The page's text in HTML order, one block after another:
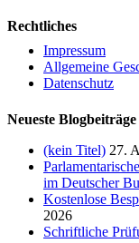
Rechtliches
Impressum
Allgemeine
Datenschutz
Neueste Blogbeiträge
(kein Titel) 27.
im Deutscher
Kostenlose
2026
Schriftliche